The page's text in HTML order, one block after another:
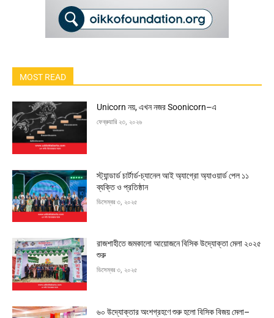
MOST READ
Unicorn নয়, এখন নজর Soonicorn–এ
ফেব্রুয়ারি ২৩, ২০২৬
স্ট্যান্ডার্ড চার্টার্ড-চ্যানেল আই অ্যাগ্রো অ্যাওয়ার্ড পেল ১১
ব্যক্তি ও প্রতিষ্ঠান
ডিসেম্বর ৩, ২০২৫
রাজশাহীতে জমকালো আয়োজনে বিসিক উদ্যোক্তা মেলা ২০২৫
শুরু
ডিসেম্বর ৩, ২০২৫
৬০ উদ্যোক্তার অংশগ্রহণে শুরু হলো বিসিক বিজয় মেলা–